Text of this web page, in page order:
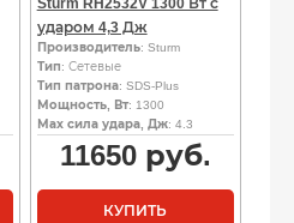
Sturm RH2532V 1300 Вт с
ударом 4,3 Дж
Производитель: Sturm
Тип: Сетевые
Тип патрона: SDS-Plus
Мощность, Вт: 1300
Мах сила удара, Дж: 4.3
11650руб.
КУПИТЬ